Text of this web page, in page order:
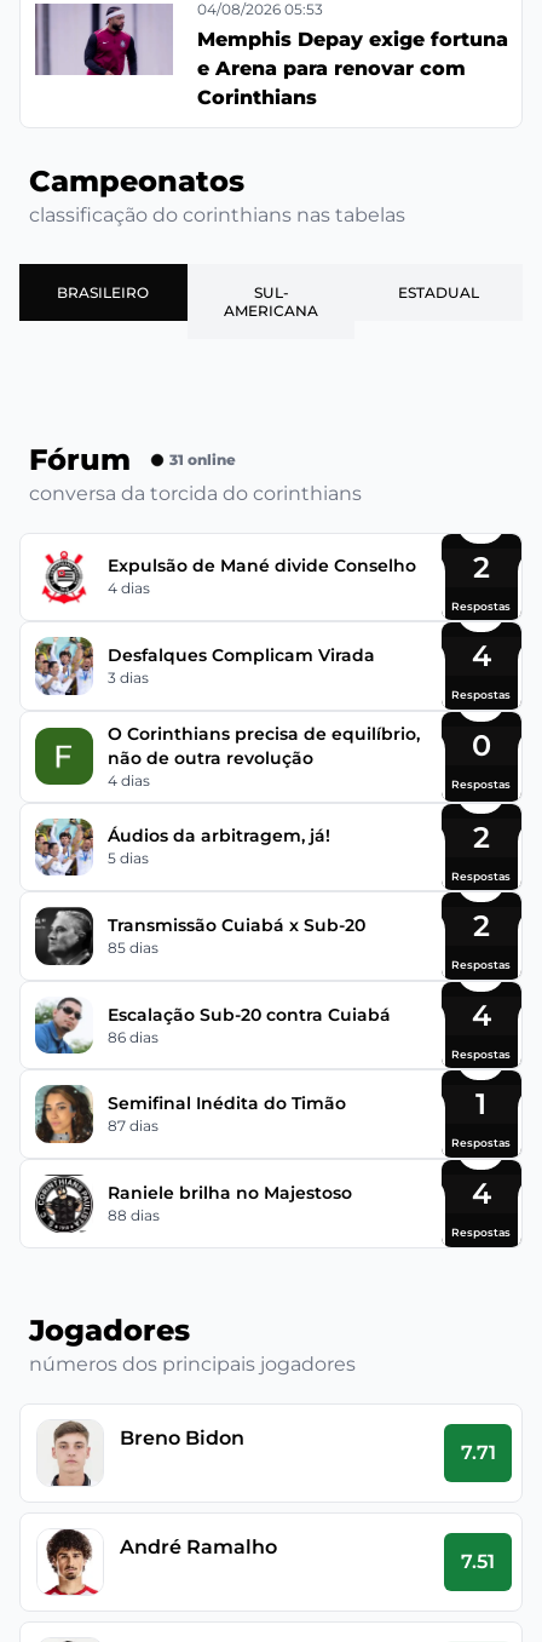
04/08/2026 05:53
Memphis Depay exige fortuna
e Arena para renovar com
Corinthians
Campeonatos
classificação do corinthians nas tabelas
BRASILEIRO
SUL-
AMERICANA
ESTADUAL
Fórum 31 online
conversa da torcida do corinthians
Expulsão de Mané divide Conselho
4 dias
2
Respostas
Desfalques Complicam Virada
3 dias
4
Respostas
O Corinthians precisa de equilíbrio,
não de outra revolução
4 dias
0
Respostas
Áudios da arbitragem, já!
5 dias
2
Respostas
Transmissão Cuiabá x Sub-20
85 dias
2
Respostas
Escalação Sub-20 contra Cuiabá
86 dias
4
Respostas
Semifinal Inédita do Timão
87 dias
1
Respostas
Raniele brilha no Majestoso
88 dias
4
Respostas
Jogadores
números dos principais jogadores
Breno Bidon
7.71
André Ramalho
7.51